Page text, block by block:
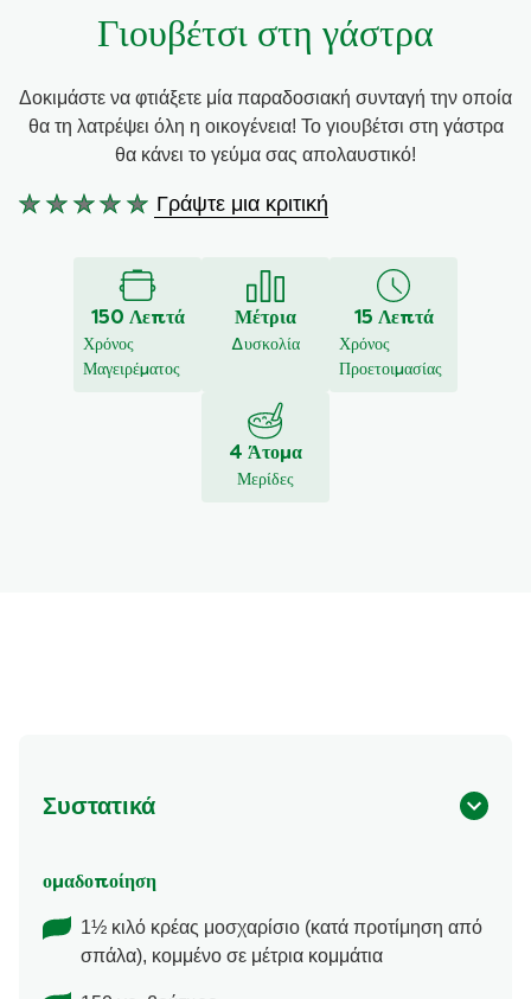
Συνταγές από την Μαργαρίτα Νικολαΐδη
Γιουβέτσι στη γάστρα
Δοκιμάστε να φτιάξετε μία παραδοσιακή συνταγή την οποία
θα τη λατρέψει όλη η οικογένεια! Το γιουβέτσι στη γάστρα
θα κάνει το γεύμα σας απολαυστικό!
Δεν
αξιολογήσεις
Γράψτε μια κριτική
150 Λεπτά
Χρόνος
Μαγειρέματος
Μέτρια
Δυσκολία
15 Λεπτά
Χρόνος
Προετοιμασίας
4 Άτομα
Μερίδες
Συστατικά
ομαδοποίηση
1½ κιλό κρέας μοσχαρίσιο (κατά προτίμηση από
σπάλα), κομμένο σε μέτρια κομμάτια